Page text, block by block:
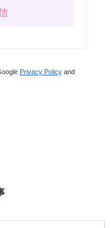
Privacy Policy and